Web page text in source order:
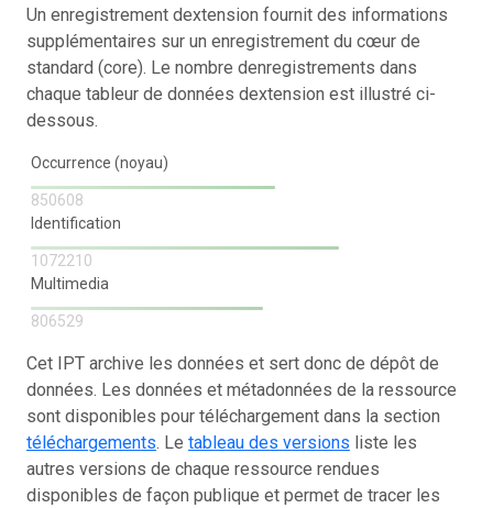
Un enregistrement dextension fournit des informations
supplémentaires sur un enregistrement du cœur de
standard (core). Le nombre denregistrements dans
chaque tableur de données dextension est illustré ci-
dessous.
Occurrence (noyau)
850608
Identification
1072210
Multimedia
806529
Cet IPT archive les données et sert donc de dépôt de
données. Les données et métadonnées de la ressource
sont disponibles pour téléchargement dans la section
téléchargements. Le tableau des versions liste les
autres versions de chaque ressource rendues
disponibles de façon publique et permet de tracer les